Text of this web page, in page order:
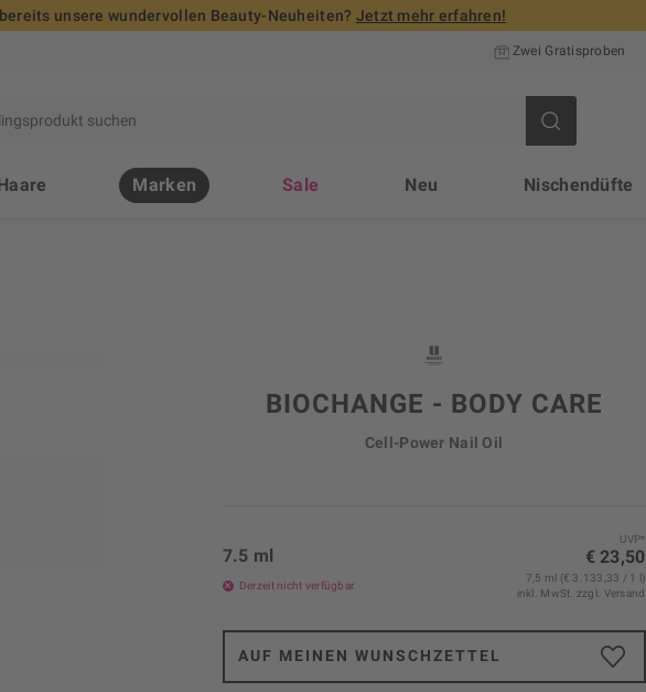
unsere wundervollen Beauty-Neuheiten? Jetzt mehr erfahren!
Zwei Gratisproben
Marken Sale Neu Nischendüfte
BIOCHANGE - BODY CARE
Cell-Power Nail Oil
UVP*
€ 23,50
7.5 ml
Derzeit nicht verfügbar
7,5 ml (€ 3.133,33 / 1 l)
inkl. MwSt. zzgl. Versand
AUF MEINEN WUNSCHZETTEL